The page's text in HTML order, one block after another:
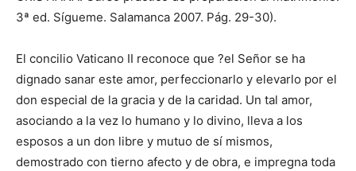
3ª ed. Sígueme. Salamanca 2007. Pág. 29-30).
El concilio Vaticano II reconoce que ?el Señor se ha
dignado sanar este amor, perfeccionarlo y elevarlo por el
don especial de la gracia y de la caridad. Un tal amor,
asociando a la vez lo humano y lo divino, lleva a los
esposos a un don libre y mutuo de sí mismos,
demostrado con tierno afecto y de obra, e impregna toda